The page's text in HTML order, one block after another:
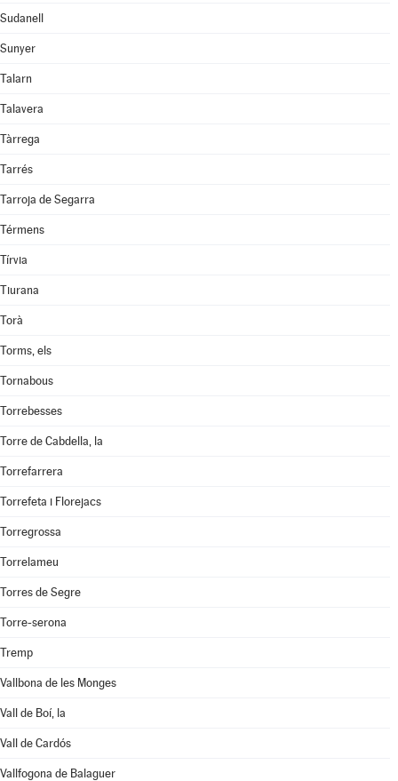
Sudanell
Sunyer
Talarn
Talavera
Tàrrega
Tarrés
Tarroja de Segarra
Térmens
Tírvia
Tiurana
Torà
Torms, els
Tornabous
Torrebesses
Torre de Cabdella, la
Torrefarrera
Torrefeta i Florejacs
Torregrossa
Torrelameu
Torres de Segre
Torre-serona
Tremp
Vallbona de les Monges
Vall de Boí, la
Vall de Cardós
Vallfogona de Balaguer